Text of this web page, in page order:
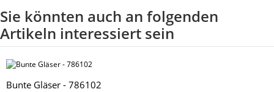
Sie könnten auch an folgenden
Artikeln interessiert sein
Bunte Gläser - 786102